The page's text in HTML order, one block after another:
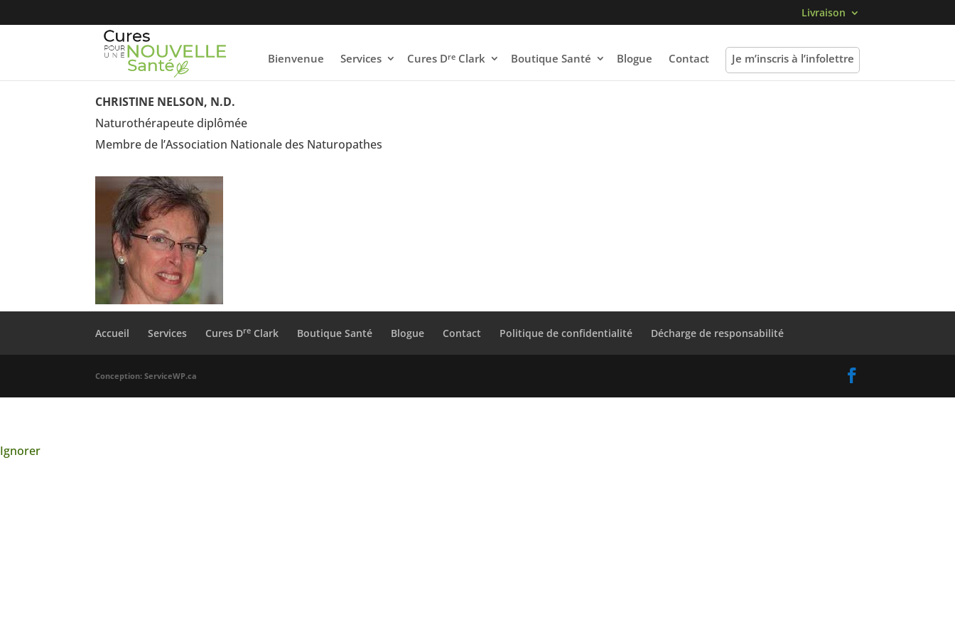
Livraison
Bienvenue Services Cures DreClark Boutique Santé Blogue Contact Je m’inscris à l’infolettre
CHRISTINE NELSON, N.D.
Naturothérapeute diplômée
Membre de l’Association Nationale des Naturopathes
Accueil Services Cures Dre Clark Boutique Santé Blogue Contact Politique de confidentialité Décharge de responsabilité
Conception: ServiceWP.ca
Ignorer